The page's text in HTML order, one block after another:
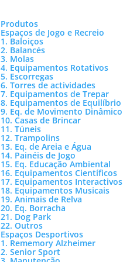
Produtos
Espaços de Jogo e Recreio
1. Baloiços
2. Balancés
3. Molas
4. Equipamentos Rotativos
5. Escorregas
6. Torres de actividades
7. Equipamentos de Trepar
8. Equipamentos de Equilíbrio
9. Eq. de Movimento Dinâmico
10. Casas de Brincar
11. Túneis
12. Trampolins
13. Eq. de Areia e Água
14. Painéis de Jogo
15. Eq. Educação Ambiental
16. Equipamentos Científicos
17. Equipamentos Interactivos
18. Equipamentos Musicais
19. Animais de Relva
20. Eq. Borracha
21. Dog Park
22. Outros
Espaços Desportivos
1. Rememory Alzheimer
2. Senior Sport